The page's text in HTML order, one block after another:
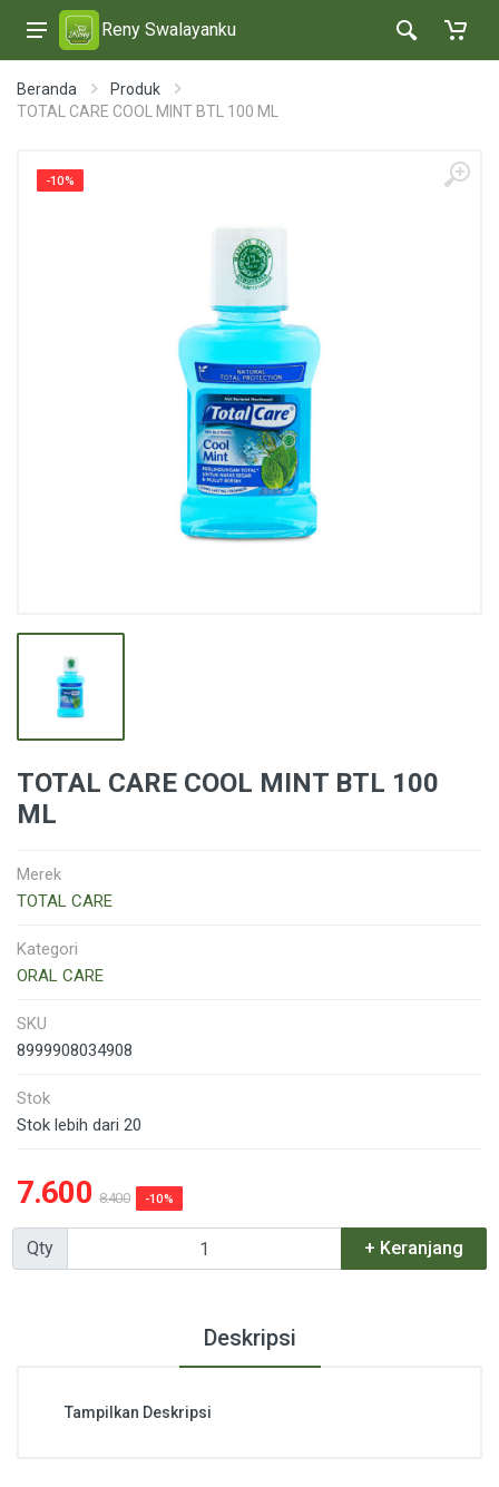
Reny Swalayanku
Beranda
Produk
TOTAL CARE COOL MINT BTL 100 ML
-10%
TOTAL CARE COOL MINT BTL 100
ML
Merek
TOTAL CARE
Kategori
ORAL CARE
SKU
8999908034908
Stok
Stok lebih dari 20
7.600 8.400 -10%
Qty + Keranjang
Deskripsi
Tampilkan Deskripsi